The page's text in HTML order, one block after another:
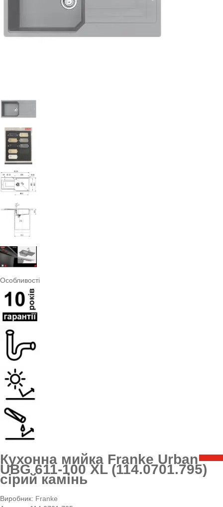
Особливості
Кухонна мийка Franke Urban
UBG 611-100 XL (114.0701.795)
сірий камінь
Виробник: Franke